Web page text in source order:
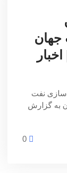
جهان
اخبار
ذخیره‌سازی نفت
به گزارش